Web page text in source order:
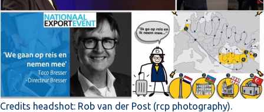
Credits headshot: Rob van der Post (rcp photography).